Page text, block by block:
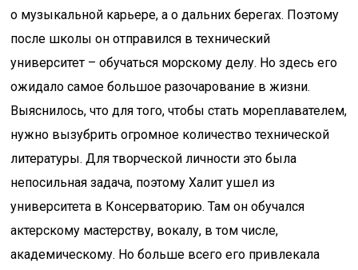
о музыкальной карьере, а о дальних берегах. Поэтому
после школы он отправился в технический
университет – обучаться морскому делу. Но здесь его
ожидало самое большое разочарование в жизни.
Выяснилось, что для того, чтобы стать мореплавателем,
нужно вызубрить огромное количество технической
литературы. Для творческой личности это была
непосильная задача, поэтому Халит ушел из
университета в Консерваторию. Там он обучался
актерскому мастерству, вокалу, в том числе,
академическому. Но больше всего его привлекала